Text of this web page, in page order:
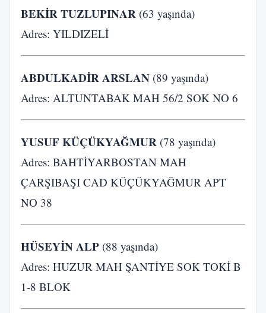
BEKİR TUZLUPINAR (63 yaşında)
Adres: YILDIZELİ
ABDULKADİR ARSLAN (89 yaşında)
Adres: ALTUNTABAK MAH 56/2 SOK NO 6
YUSUF KÜÇÜKYAĞMUR (78 yaşında)
Adres: BAHTİYARBOSTAN MAH
ÇARŞIBAŞI CAD KÜÇÜKYAĞMUR APT
NO 38
HÜSEYİN ALP (88 yaşında)
Adres: HUZUR MAH ŞANTİYE SOK TOKİ B
1-8 BLOK